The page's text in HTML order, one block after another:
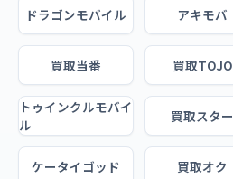
ドラゴンモバイル アキモバ
買取当番 買取TOJO
トゥインクルモバイ
ル
買取スター
ケータイゴッド 買取オク